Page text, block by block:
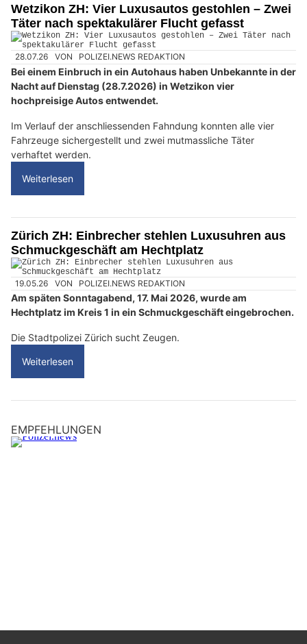
Wetzikon ZH: Vier Luxusautos gestohlen – Zwei
Täter nach spektakulärer Flucht gefasst
28.07.26 VON POLIZEI.NEWS REDAKTION
Bei einem Einbruch in ein Autohaus haben Unbekannte in der
Nacht auf Dienstag (28.7.2026) in Wetzikon vier
hochpreisige Autos entwendet.
Im Verlauf der anschliessenden Fahndung konnten alle vier
Fahrzeuge sichergestellt und zwei mutmassliche Täter
verhaftet werden.
Weiterlesen
Zürich ZH: Einbrecher stehlen Luxusuhren aus
Schmuckgeschäft am Hechtplatz
19.05.26 VON POLIZEI.NEWS REDAKTION
Am späten Sonntagabend, 17. Mai 2026, wurde am
Hechtplatz im Kreis 1 in ein Schmuckgeschäft eingebrochen.
Die Stadtpolizei Zürich sucht Zeugen.
Weiterlesen
EMPFEHLUNGEN